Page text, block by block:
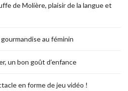
de Molière, plaisir de la langue et
au féminin
un bon goût d’enfance
en forme de jeu vidéo !